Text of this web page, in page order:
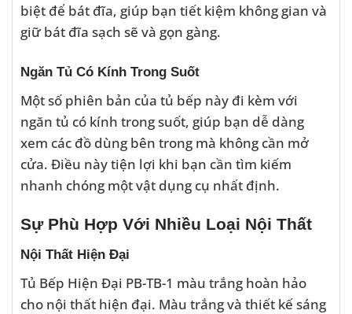
biệt để bát đĩa, giúp bạn tiết kiệm không gian và
giữ bát đĩa sạch sẽ và gọn gàng.
Ngăn Tủ Có Kính Trong Suốt
Một số phiên bản của tủ bếp này đi kèm với
ngăn tủ có kính trong suốt, giúp bạn dễ dàng
xem các đồ dùng bên trong mà không cần mở
cửa. Điều này tiện lợi khi bạn cần tìm kiếm
nhanh chóng một vật dụng cụ nhất định.
Sự Phù Hợp Với Nhiều Loại Nội Thất
Nội Thất Hiện Đại
Tủ Bếp Hiện Đại PB-TB-1 màu trắng hoàn hảo
cho nội thất hiện đại. Màu trắng và thiết kế sáng